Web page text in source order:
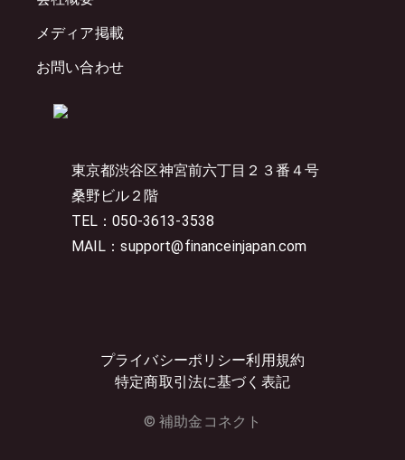
東京都渋谷区神宮前六丁目２３番４号
桑野ビル２階
TEL：050-3613-3538
MAIL：support@financeinjapan.com
プライバシーポリシー利用規約
特定商取引法に基づく表記
© 補助金コネクト
メディア掲載
お問い合わせ